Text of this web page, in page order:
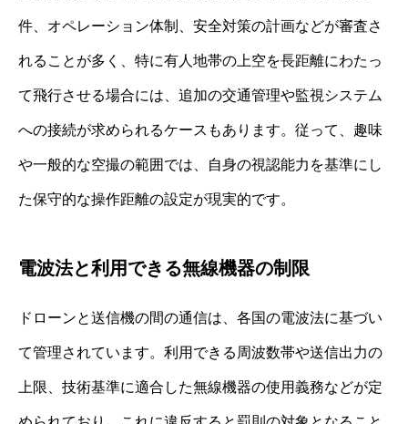
件、オペレーション体制、安全対策の計画などが審査さ
れることが多く、特に有人地帯の上空を長距離にわたっ
て飛行させる場合には、追加の交通管理や監視システム
への接続が求められるケースもあります。従って、趣味
や一般的な空撮の範囲では、自身の視認能力を基準にし
た保守的な操作距離の設定が現実的です。
電波法と利用できる無線機器の制限
ドローンと送信機の間の通信は、各国の電波法に基づい
て管理されています。利用できる周波数帯や送信出力の
上限、技術基準に適合した無線機器の使用義務などが定